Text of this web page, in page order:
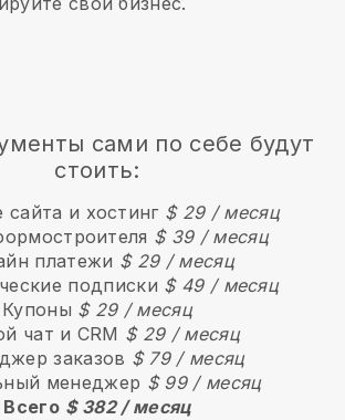
сами по себе будут
стоить:
сайта и хостинг $ 29 / месяц
$ 39 / месяц
платежи $ 29 / месяц
подписки $ 49 / месяц
Купоны $ 29 / месяц
чат и CRM $ 29 / месяц
заказов $ 79 / месяц
менеджер $ 99 / месяц
Всего $ 382 / месяц